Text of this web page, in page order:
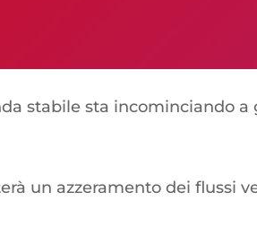
stabile sta incominciando a
un azzeramento dei flussi